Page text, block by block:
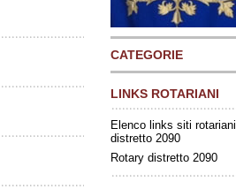
CATEGORIE
LINKS ROTARIANI
Elenco links siti rotariani
distretto 2090
Rotary distretto 2090